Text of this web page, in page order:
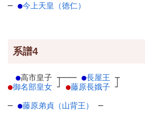
─ ●今上天皇（徳仁）
系譜4
●高市皇子 ┬
●御名部皇女 ┘
─── ●長屋王 ┬
●藤原長娥子 ┘
─ ●藤原弟貞（山背王） ─